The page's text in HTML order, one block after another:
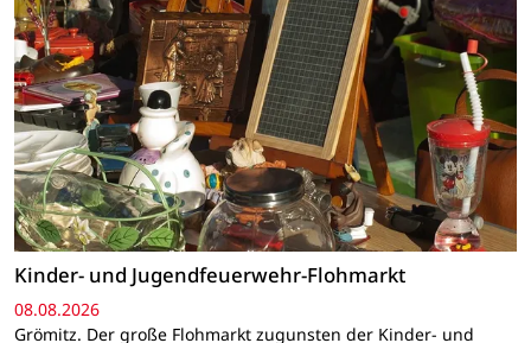
Kinder- und Jugendfeuerwehr-Flohmarkt
08.08.2026
Grömitz. Der große Flohmarkt zugunsten der Kinder- und